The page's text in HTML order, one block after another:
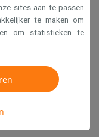
4 "T Sas",
sites aan te passen
te maken om
om statistieken te